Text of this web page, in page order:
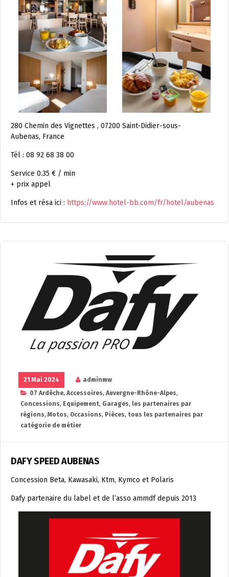
280 Chemin des Vignettes , 07200 Saint-Didier-sous-
Aubenas, France
Tél : 08 92 68 38 00
Service 0.35 € / min
+ prix appel
Infos et résa ici : https://www.hotel-bb.com/fr/hotel/aubenas
21 Mai 2024
adminmw
07 Ardêche, Accessoires, Auvergne-Rhône-Alpes,
Concessions, Equipement, Garages, les partenaires par
régions, Motos, Occasions, Pièces, tous les partenaires par
catégorie de métier
DAFY SPEED AUBENAS
Concession Beta, Kawasaki, Ktm, Kymco et Polaris
Dafy partenaire du label et de l’asso ammdf depuis 2013